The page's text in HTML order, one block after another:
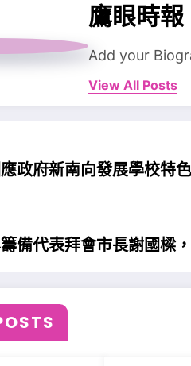
鷹眼時報
Add your
View All Posts
政府新南向發展學校特
備代表拜會市長謝國樑